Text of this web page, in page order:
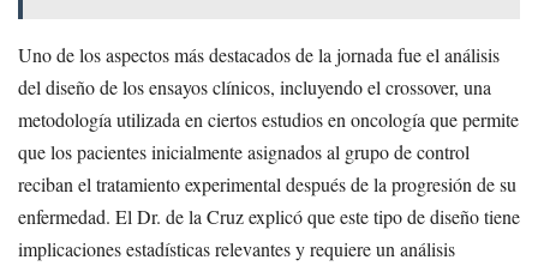
Uno de los aspectos más destacados de la jornada fue el análisis
del diseño de los ensayos clínicos, incluyendo el crossover, una
metodología utilizada en ciertos estudios en oncología que permite
que los pacientes inicialmente asignados al grupo de control
reciban el tratamiento experimental después de la progresión de su
enfermedad. El Dr. de la Cruz explicó que este tipo de diseño tiene
implicaciones estadísticas relevantes y requiere un análisis